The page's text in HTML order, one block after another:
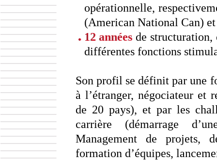
opérationnelle,
(American National Can)
12 années de structuration,
différentes fonctions
Son profil se définit par une
à l’étranger, négociateur et
de 20 pays), et par les
carrière (démarrage
Management de projets,
formation d’équipes,